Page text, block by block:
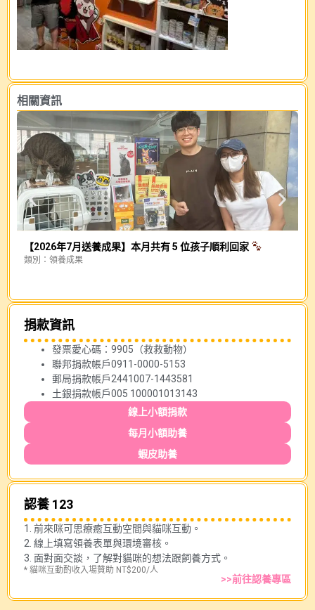
相關資訊
【2026年7月送養成果】本月共有 5 位孩子順利回家
類別： 領養成果
捐款資訊
發票愛心碼：9905（救救動物）
聯邦捐款帳戶0911-0000-5153
郵局捐款帳戶2441007-1443581
土銀捐款帳戶005 100001013143
線上小額捐款
每月小額助養
蝦皮助養
認養 123
1. 前來咪可思療癒互動空間與貓咪互動。
2. 線上填寫領養表單與環境審核。
3. 面對面交談，了解對貓咪的想法跟飼養方式。
* 貓咪互動酌收入場贊助 NT$200/人
>>前往認養專區